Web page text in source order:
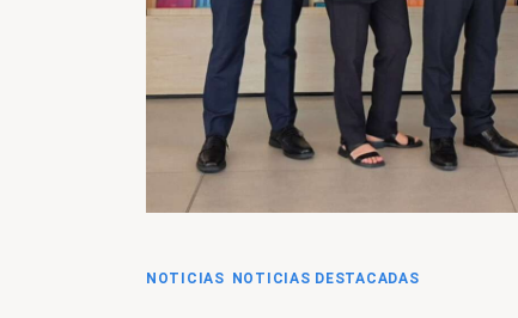
NOTICIAS NOTICIAS DESTACADAS